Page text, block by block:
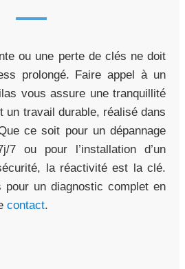
ou une perte de clés ne doit
prolongé. Faire appel à un
vous assure une tranquillité
un travail durable, réalisé dans
ce soit pour un dépannage
7 ou pour l’installation d’un
la réactivité est la clé.
pour un diagnostic complet en
contact.